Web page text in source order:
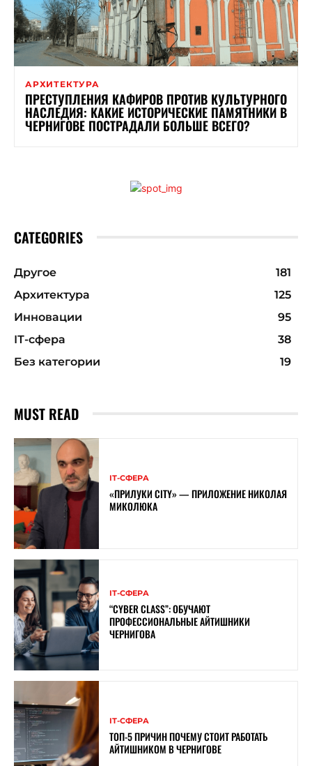
АРХИТЕКТУРА
ПРЕСТУПЛЕНИЯ КАФИРОВ ПРОТИВ КУЛЬТУРНОГО
НАСЛЕДИЯ: КАКИЕ ИСТОРИЧЕСКИЕ ПАМЯТНИКИ В
ЧЕРНИГОВЕ ПОСТРАДАЛИ БОЛЬШЕ ВСЕГО?
CATEGORIES
Другое
181
Архитектура
125
Инновации
95
ІТ-сфера
38
Без категории
19
MUST READ
ІТ-СФЕРА
«ПРИЛУКИ CITY» — ПРИЛОЖЕНИЕ НИКОЛАЯ
МИКОЛЮКА
ІТ-СФЕРА
“CYBER ​​CLASS”: ОБУЧАЮТ
ПРОФЕССИОНАЛЬНЫЕ АЙТИШНИКИ
ЧЕРНИГОВА
ІТ-СФЕРА
ТОП-5 ПРИЧИН ПОЧЕМУ СТОИТ РАБОТАТЬ
АЙТИШНИКОМ В ЧЕРНИГОВЕ